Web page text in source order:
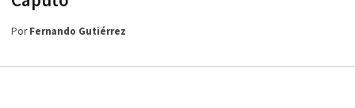
PorFernando Gutiérrez